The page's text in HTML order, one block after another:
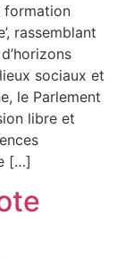
formation
rassemblant
sociaux et
le Parlement
libre et
[…]